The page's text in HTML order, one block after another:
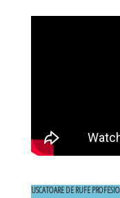
USCATOARE DE RUFE